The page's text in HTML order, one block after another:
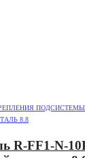
8.8
R-FF1-N-